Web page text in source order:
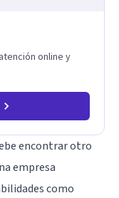
online y
encontrar otro
empresa
como